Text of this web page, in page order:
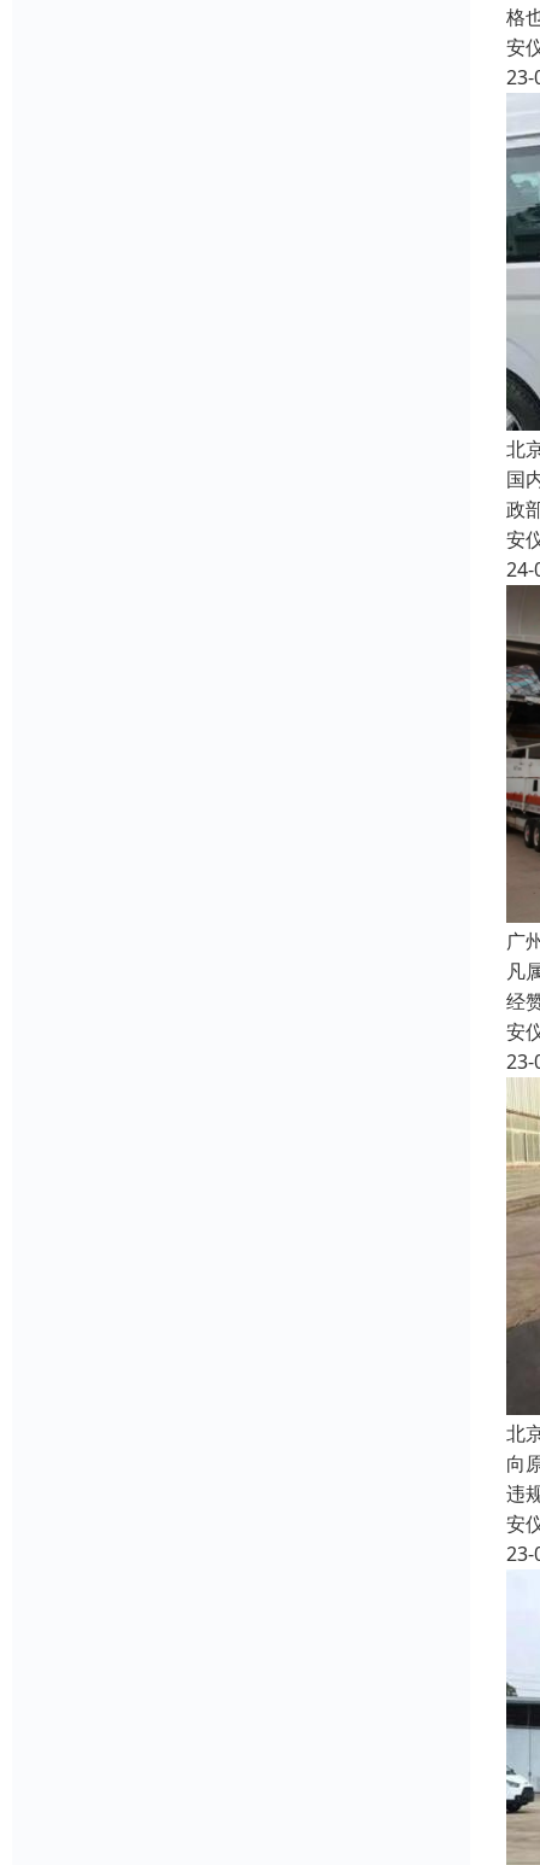
格
安
23-
北
国
政
安
24-
广
凡
经
安
23-
北
向
违
安
23-